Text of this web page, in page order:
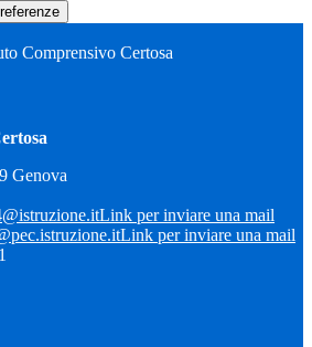
Comprensivo Certosa
Genova
Link per inviare una mail
Link per inviare una mail